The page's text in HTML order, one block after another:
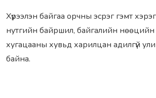
Хүрээлэн байгаа орчны эсрэг гэмт
нутгийн байршил, байгалийн нөөцийн
хугацааны хувьд харилцан адилгүй
байна.